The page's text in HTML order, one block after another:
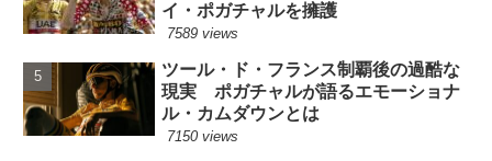
イ・ポガチャルを擁護
7589 views
ツール・ド・フランス制覇後の過酷な
現実 ポガチャルが語るエモーショナ
ル・カムダウンとは
7150 views